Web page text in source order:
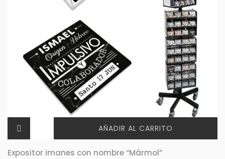
AÑADIR AL CARRITO
Expositor imanes con nombre “Mármol”